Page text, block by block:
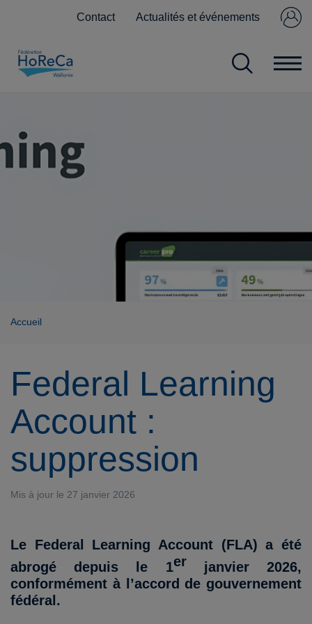
Contact Actualités et événements
membre ?
Accueil
Federal Learning
Account :
suppression
Mis à jour le 27 janvier 2026
Le Federal Learning Account (FLA) a été
abrogé depuis le 1er janvier 2026,
conformément à l’accord de gouvernement
fédéral.